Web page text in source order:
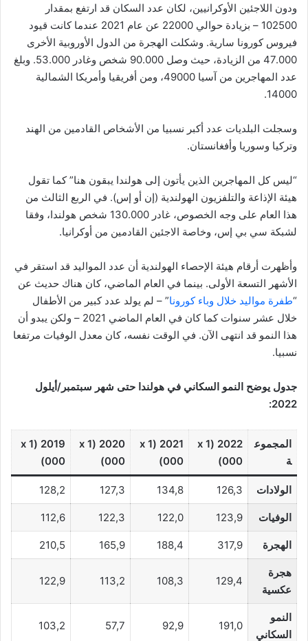
ودون اللاجئين الأوكرانيين، لكان عدد السكان قد ارتفع بمقدار
102500 – بزيادة حوالي 22000 عن عام 2021 عندما كانت قيود
فيروس كورونا سارية. وشكلت الهجرة من الدول الأوروبية الأخرى
47.000 من الزيادة، حيث وصل 90.000 شخص وغادر 53.000. وبلغ
عدد المهاجرين من آسيا 49000، ومن أفريقيا وأمريكا الشمالية
14000.
وسجلت البلديات عدد أكبر نسبيا من الأشخاص القادمين من الهند
وتركيا وسوريا وأفغانستان.
“ليس كل المهاجرين الذين يأتون إلى هولندا يبقون هنا” كما تقول
هيئة الإذاعة والتلفزيون الهولندية (إن أو إس). في الربع الثالث من
هذا العام على وجه الخصوص، غادر 130.000 شخص هولندا، وفقا
لشبكة سي بي إس، وخاصة الاجئين القادمين من أوكرانيا.
وأظهرت أرقام هيئة الإحصاء الهولندية أن عدد المواليد قد استقر في
الأشهر التسعة الأولى. بينما في العام الماضي، كان هناك حديث عن
“طفرة مواليد خلال وباء كورونا” – لم يولد عدد كبير من الأطفال
خلال عشر سنوات كما كان في العام الماضي 2021 – ولكن يبدو أن
هذا النمو قد انتهى الآن. في الوقت نفسه، كان معدل الوفيات مرتفعا
نسبيا.
جدول يوضح النمو السكاني في هولندا حتى شهر سبتمبر/أيلول
2022:
المجموع
ة
2022 (x 1
000)
2021 (x 1
000)
2020 (x 1
000)
2019 (x 1
000)
الولادات 126,3
134,8
127,3
128,2
الوفيات 123,9
122,0
122,3
112,6
الهجرة 317,9
188,4
165,9
210,5
هجرة
عكسية
129,4
108,3
113,2
122,9
النمو
السكاني
191,0
92,9
57,7
103,2